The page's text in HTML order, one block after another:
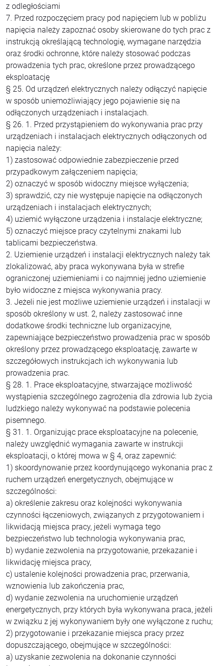
z odległościami
7. Przed rozpoczęciem pracy pod napięciem lub w pobliżu
napięcia należy zapoznać osoby skierowane do tych prac z
instrukcją określającą technologię, wymagane narzędzia
oraz środki ochronne, które należy stosować podczas
prowadzenia tych prac, określone przez prowadzącego
eksploatację
§ 25. Od urządzeń elektrycznych należy odłączyć napięcie
w sposób uniemożliwiający jego pojawienie się na
odłączonych urządzeniach i instalacjach.
§ 26. 1. Przed przystąpieniem do wykonywania prac przy
urządzeniach i instalacjach elektrycznych odłączonych od
napięcia należy:
1) zastosować odpowiednie zabezpieczenie przed
przypadkowym załączeniem napięcia;
2) oznaczyć w sposób widoczny miejsce wyłączenia;
3) sprawdzić, czy nie występuje napięcie na odłączonych
urządzeniach i instalacjach elektrycznych;
4) uziemić wyłączone urządzenia i instalacje elektryczne;
5) oznaczyć miejsce pracy czytelnymi znakami lub
tablicami bezpieczeństwa.
2. Uziemienie urządzeń i instalacji elektrycznych należy tak
zlokalizować, aby praca wykonywana była w strefie
ograniczonej uziemieniami i co najmniej jedno uziemienie
było widoczne z miejsca wykonywania pracy.
3. Jeżeli nie jest możliwe uziemienie urządzeń i instalacji w
sposób określony w ust. 2, należy zastosować inne
dodatkowe środki techniczne lub organizacyjne,
zapewniające bezpieczeństwo prowadzenia prac w sposób
określony przez prowadzącego eksploatację, zawarte w
szczegółowych instrukcjach ich wykonywania lub
prowadzenia prac.
§ 28. 1. Prace eksploatacyjne, stwarzające możliwość
wystąpienia szczególnego zagrożenia dla zdrowia lub życia
ludzkiego należy wykonywać na podstawie polecenia
pisemnego.
§ 31. 1. Organizując prace eksploatacyjne na polecenie,
należy uwzględnić wymagania zawarte w instrukcji
eksploatacji, o której mowa w § 4, oraz zapewnić:
1) skoordynowanie przez koordynującego wykonania prac z
ruchem urządzeń energetycznych, obejmujące w
szczególności:
a) określenie zakresu oraz kolejności wykonywania
czynności łączeniowych, związanych z przygotowaniem i
likwidacją miejsca pracy, jeżeli wymaga tego
bezpieczeństwo lub technologia wykonywania prac,
b) wydanie zezwolenia na przygotowanie, przekazanie i
likwidację miejsca pracy,
c) ustalenie kolejności prowadzenia prac, przerwania,
wznowienia lub zakończenia prac,
d) wydanie zezwolenia na uruchomienie urządzeń
energetycznych, przy których była wykonywana praca, jeżeli
w związku z jej wykonywaniem były one wyłączone z ruchu;
2) przygotowanie i przekazanie miejsca pracy przez
dopuszczającego, obejmujące w szczególności:
a) uzyskanie zezwolenia na dokonanie czynności